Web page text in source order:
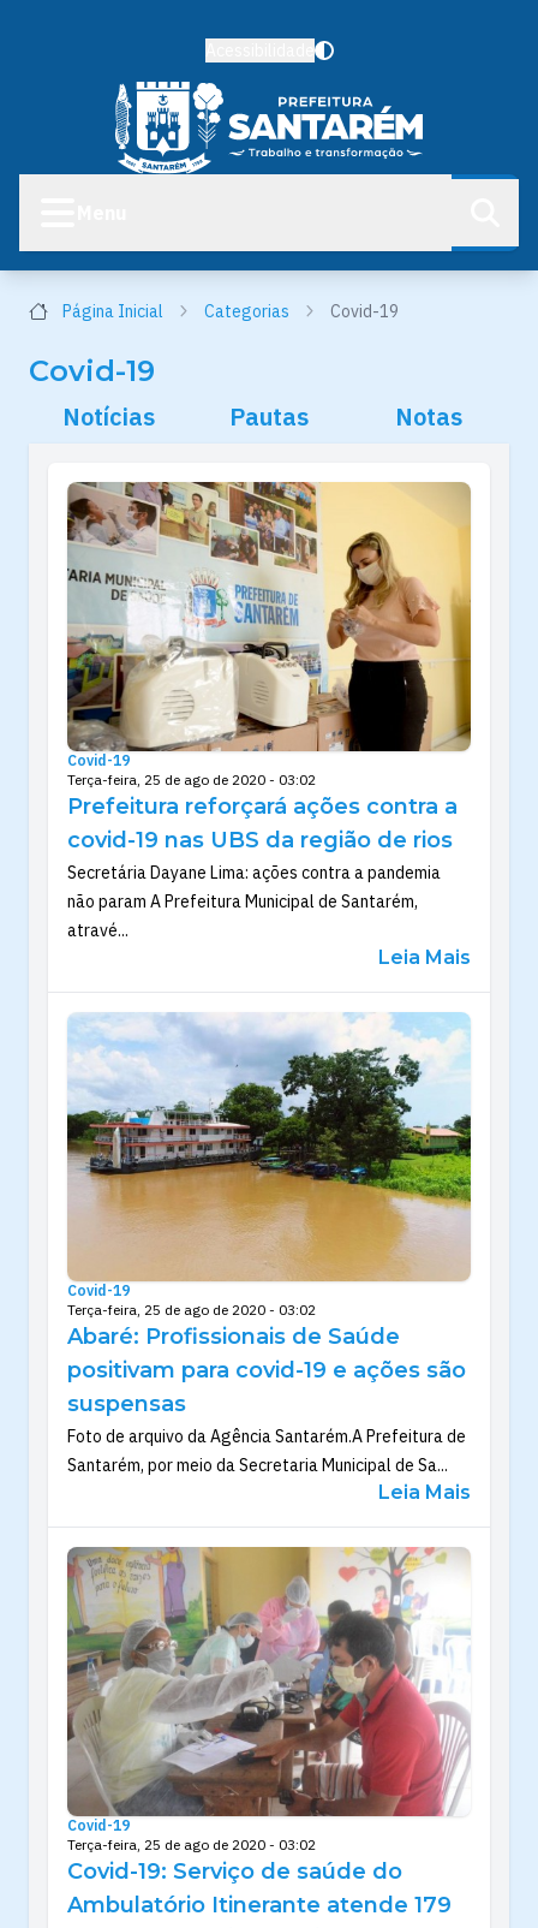
Página Inicial Categorias Covid-19
Covid-19
Notícias Pautas Notas
Covid-19
Terça-feira, 25 de ago de 2020 - 03:02
Prefeitura reforçará ações contra a
covid-19 nas UBS da região de rios
Secretária Dayane Lima: ações contra a pandemia
não param A Prefeitura Municipal de Santarém,
atravé...
Leia Mais
Covid-19
Terça-feira, 25 de ago de 2020 - 03:02
Abaré: Profissionais de Saúde
positivam para covid-19 e ações são
suspensas
Foto de arquivo da Agência Santarém.A Prefeitura de
Santarém, por meio da Secretaria Municipal de Sa...
Leia Mais
Covid-19
Terça-feira, 25 de ago de 2020 - 03:02
Covid-19: Serviço de saúde do
Ambulatório Itinerante atende 179